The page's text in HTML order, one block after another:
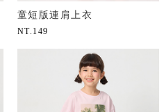
童短版連肩上衣
NT. 149